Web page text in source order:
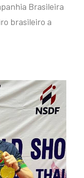
Brasileira
brasileiro a